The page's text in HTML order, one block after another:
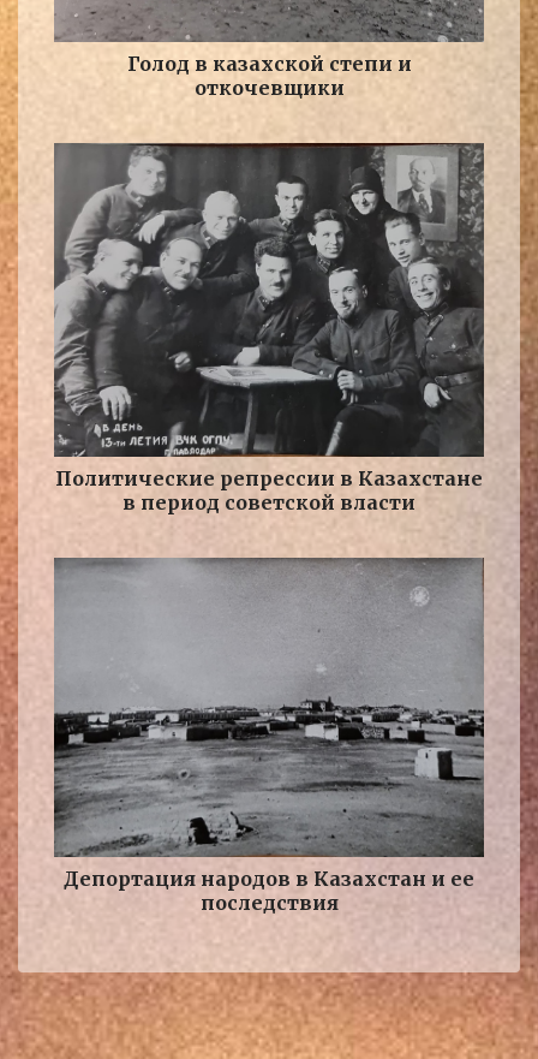
Голод в казахской степи и
откочевщики
Политические репрессии в Казахстане
в период советской власти
Депортация народов в Казахстан и ее
последствия